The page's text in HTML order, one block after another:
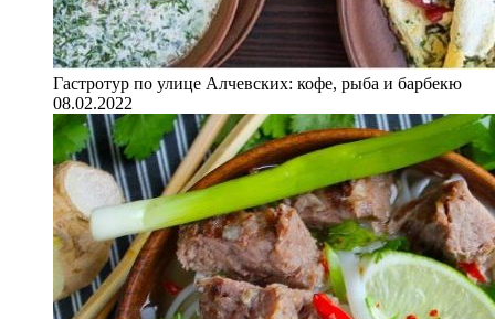
Гастротур по улице Алчевских: кофе, рыба и барбекю
08.02.2022